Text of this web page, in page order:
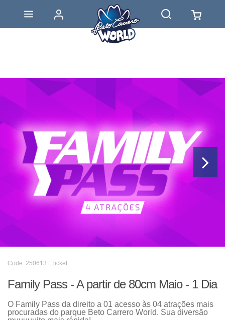
Code: 250613 | Ticket
Family Pass - A partir de 80cm Maio - 1 Dia
O Family Pass da direito a 01 acesso às 04 atrações mais
procuradas do parque Beto Carrero World. Sua diversão